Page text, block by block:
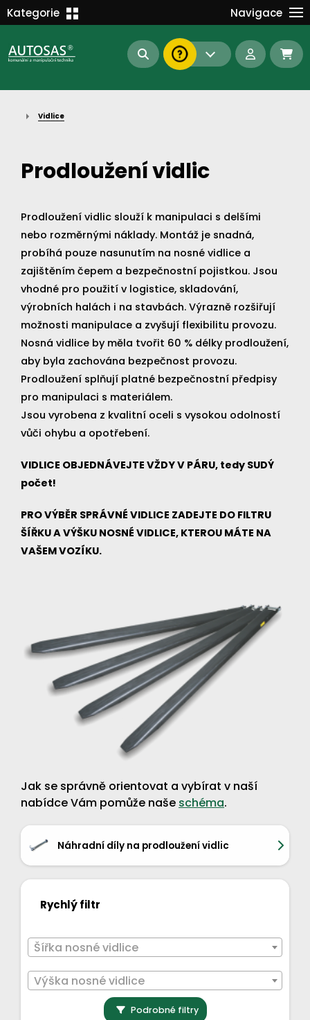
Kategorie
MANIPULAČNÍ TECHNIKA
BAGRY A MANIPULÁTORY
S-BAT ENERGY
náhradní díly stroje skladem půjčovna
Navigace
Kontakt
Vidlice
Prodloužení vidlic
Prodloužení vidlic slouží k manipulaci s delšími
nebo rozměrnými náklady. Montáž je snadná,
probíhá pouze nasunutím na nosné vidlice a
zajištěním čepem a bezpečnostní pojistkou. Jsou
vhodné pro použití v logistice, skladování,
výrobních halách i na stavbách. Výrazně rozšiřují
možnosti manipulace a zvyšují flexibilitu provozu.
Nosná vidlice by měla tvořit 60 % délky prodloužení,
aby byla zachována bezpečnost provozu.
Prodloužení splňují platné bezpečnostní předpisy
pro manipulaci s materiálem.
Jsou vyrobena z kvalitní oceli s vysokou odolností
vůči ohybu a opotřebení.
VIDLICE OBJEDNÁVEJTE VŽDY V PÁRU, tedy SUDÝ
počet!
PRO VÝBĚR SPRÁVNÉ VIDLICE ZADEJTE DO FILTRU
ŠÍŘKU A VÝŠKU NOSNÉ VIDLICE, KTEROU MÁTE NA
VAŠEM VOZÍKU.
Jak se správně orientovat a vybírat v naší
nabídce Vám pomůže naše schéma.
Náhradní díly na prodloužení vidlic
Rychlý filtr
Šířka nosné vidlice
Výška nosné vidlice
Podrobné filtry